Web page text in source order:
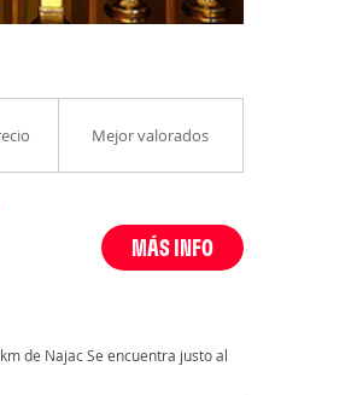
Mejor valorados
MÁS INFO
de Najac Se encuentra justo al